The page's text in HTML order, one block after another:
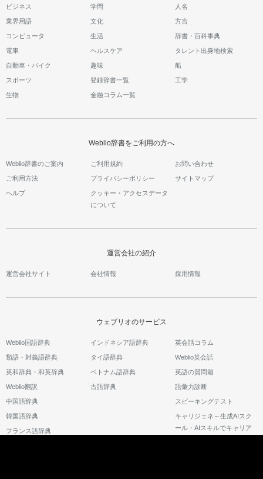
ビジネス 学問 人名
業界用語 文化 方言
コンピュータ 生活 辞書・百科事典
電車 ヘルスケア タレント出身地検索
自動車・バイク 趣味 船
スポーツ 登録辞書一覧 工学
生物 金融コラム一覧
Weblio辞書をご利用の方へ
Weblio辞書のご案内 ご利用規約 お問い合わせ
ご利用方法 プライバシーポリシー サイトマップ
ヘルプ
クッキー・アクセスデータ
について
運営会社の紹介
運営会社サイト 会社情報 採用情報
ウェブリオのサービス
Weblio国語辞典
類語・対義語辞典
英和辞典・和英辞典
Weblio翻訳
中国語辞典
韓国語辞典
フランス語辞典
インドネシア語辞典
タイ語辞典
ベトナム語辞典
古語辞典
英会話コラム
Weblio英会話
英語の質問箱
語彙力診断
スピーキングテスト
キャリジェネ～生成AIスク
ール・AIスキルでキャリア